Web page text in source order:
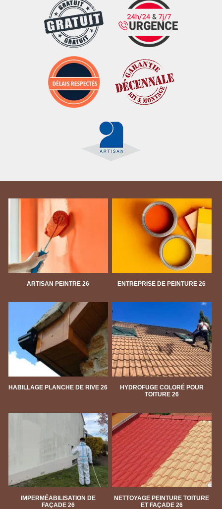
ARTISAN PEINTRE 26 ENTREPRISE DE PEINTURE 26
HABILLAGE PLANCHE DE RIVE 26
HYDROFUGE COLORÉ POUR
TOITURE 26
IMPERMÉABILISATION DE
FAÇADE 26
NETTOYAGE PEINTURE TOITURE
ET FAÇADE 26